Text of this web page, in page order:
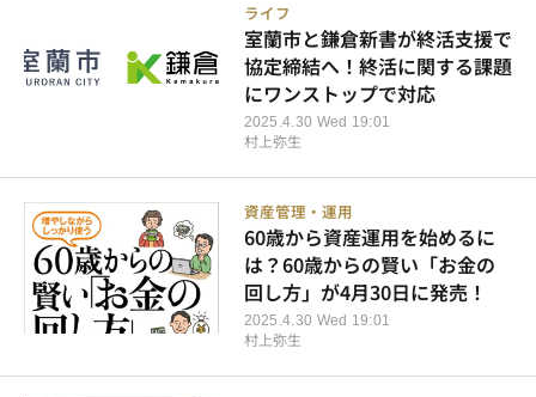
ライフ
2025.4.30 Wed 19:01
室蘭市と鎌倉新書が終活支援で
協定締結へ！終活に関する課題
にワンストップで対応
村上弥生
資産管理・運用
2025.4.30 Wed 19:01
60歳から資産運用を始めるに
は？60歳からの賢い「お金の
回し方」が4月30日に発売！
村上弥生